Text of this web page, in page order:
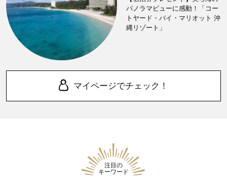
パノラマビューに感動！「コー
トヤード・バイ・マリオット 沖
縄リゾート」
マイページでチェック！
注目の
キーワード